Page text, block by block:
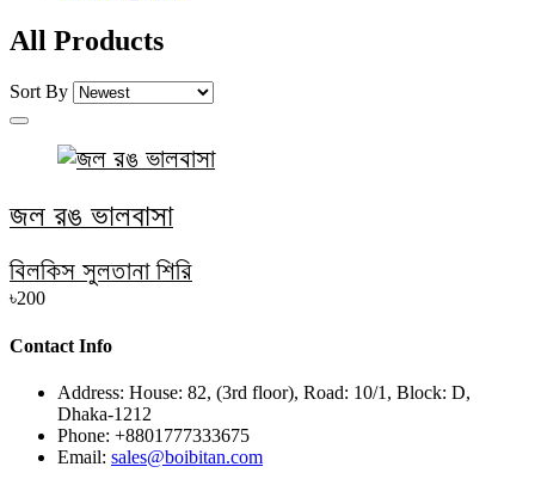
All Products
Sort By
জল রঙ ভালবাসা
বিলকিস সুলতানা শিরি
৳200
Contact Info
Address: House: 82, (3rd floor), Road: 10/1, Block: D,
Dhaka-1212
Phone: +8801777333675
Email: sales@boibitan.com